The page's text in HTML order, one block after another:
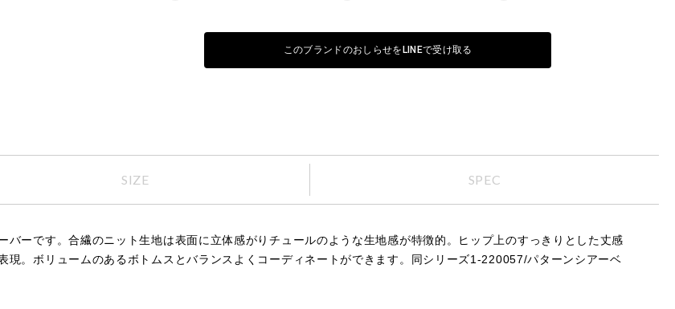
このブランドのおしらせをLINEで受け取る
SIZE SPEC
ーです。合繊のニット生地は表面に立体感がりチュールのような生地感が特徴的。ヒップ上のすっきりとした丈感
現。ボリュームのあるボトムスとバランスよくコーディネートができます。同シリーズ1-220057/パターンシアーベ